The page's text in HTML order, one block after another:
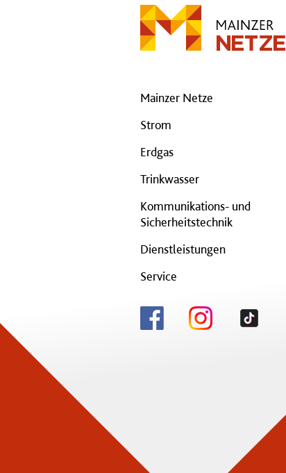
Mainzer Netze
Strom
Erdgas
Trinkwasser
Kommunikations- und
Sicherheitstechnik
Dienstleistungen
Service